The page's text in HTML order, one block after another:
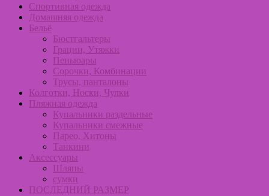
Спортивная одежда
Домашняя одежда
Бельё
Бюстгальтеры
Грации, Утяжки
Пеньюары
Сорочки, Комбинации
Трусы, панталоны
Колготки, Носки, Чулки
Пляжная одежда
Купальники раздельные
Купальники смежные
Парео, Хитоны
Танкини
Аксессуары
Шляпы
сумки
ПОСЛЕДНИЙ РАЗМЕР